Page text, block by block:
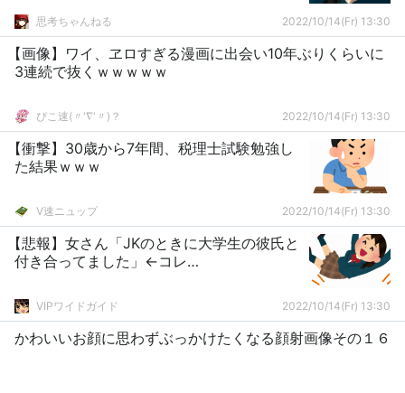
思考ちゃんねる 2022/10/14(Fr) 13:30
【画像】ワイ、ヱロすぎる漫画に出会い10年ぶりくらいに
3連続で抜くｗｗｗｗｗ
ぴこ速(〃'∇'〃)？ 2022/10/14(Fr) 13:30
【衝撃】30歳から7年間、税理士試験勉強し
た結果ｗｗｗ
V速ニュップ 2022/10/14(Fr) 13:30
【悲報】女さん「JKのときに大学生の彼氏と
付き合ってました」←コレ…
VIPワイドガイド 2022/10/14(Fr) 13:30
かわいいお顔に思わずぶっかけたくなる顔射画像その１６